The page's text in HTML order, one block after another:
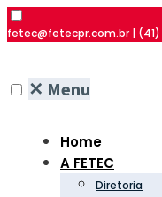
fetec@fetecpr.com.br |
✕ Menu
Home
A FETEC
Diretoria